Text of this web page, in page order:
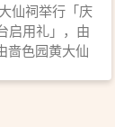
仙祠举行「庆
启用礼」，由
啬色园黄大仙